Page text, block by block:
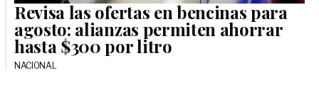
Revisa las ofertas en bencinas para
agosto: alianzas permiten ahorrar
hasta $300 por litro
NACIONAL